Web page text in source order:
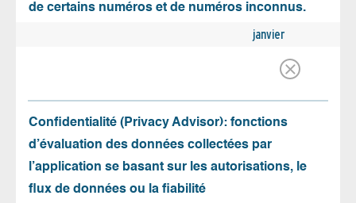
de certains numéros et de numéros inconnus.
janvier
Confidentialité (Privacy Advisor): fonctions
d’évaluation des données collectées par
l’application se basant sur les autorisations, le
flux de données ou la fiabilité